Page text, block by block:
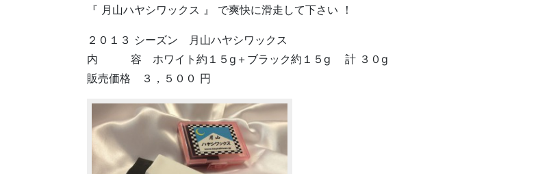
『 月山ハヤシワックス 』 で爽快に滑走して下さい ！
２０１３ シーズン 月山ハヤシワックス
内 容 ホワイト約１５g＋ブラック約１５g 計 ３０g
販売価格 ３，５００ 円